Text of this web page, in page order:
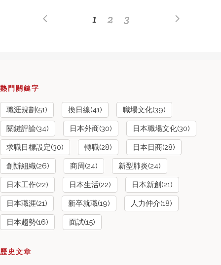
1 2 3
熱門關鍵字
職涯規劃(51) 換日線(41) 職場文化(39)
關鍵評論(34) 日本外商(30) 日本職場文化(30)
求職目標設定(30) 轉職(28) 日本日商(28)
創辦組織(26) 商周(24) 新型肺炎(24)
日本工作(22) 日本生活(22) 日本新創(21)
日本職涯(21) 新卒就職(19) 人力仲介(18)
日本趨勢(16) 面試(15)
歷史文章